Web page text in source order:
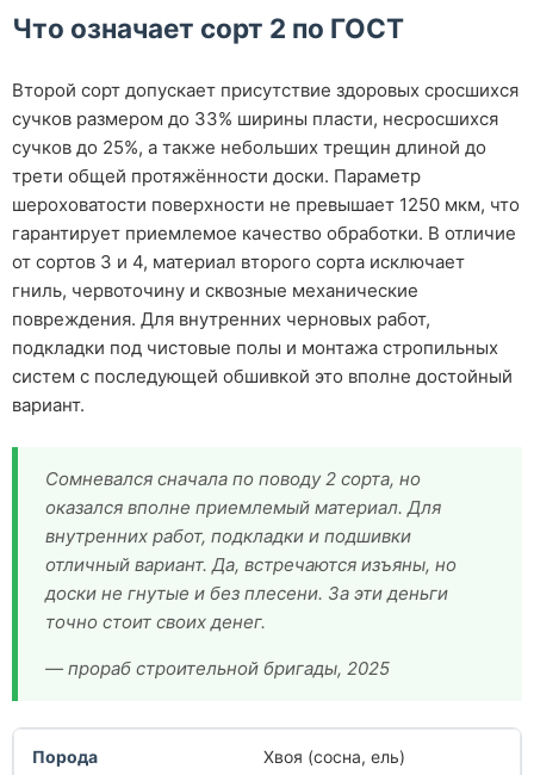
Что означает сорт 2 по ГОСТ
Второй сорт допускает присутствие здоровых сросшихся
сучков размером до 33% ширины пласти, несросшихся
сучков до 25%, а также небольших трещин длиной до
трети общей протяжённости доски. Параметр
шероховатости поверхности не превышает 1250 мкм, что
гарантирует приемлемое качество обработки. В отличие
от сортов 3 и 4, материал второго сорта исключает
гниль, червоточину и сквозные механические
повреждения. Для внутренних черновых работ,
подкладки под чистовые полы и монтажа стропильных
систем с последующей обшивкой это вполне достойный
вариант.
Сомневался сначала по поводу 2 сорта, но
оказался вполне приемлемый материал. Для
внутренних работ, подкладки и подшивки
отличный вариант. Да, встречаются изъяны, но
доски не гнутые и без плесени. За эти деньги
точно стоит своих денег.
— прораб строительной бригады, 2025
Порода Хвоя (сосна, ель)